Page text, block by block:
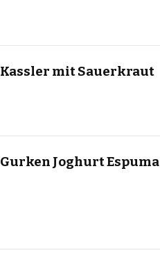
Kassler mit Sauerkraut
Gurken Joghurt Espuma